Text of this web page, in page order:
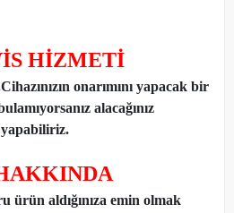
HİZMETİ
onarımını yapacak bir
alacağınız
ürün aldığınıza emin olmak